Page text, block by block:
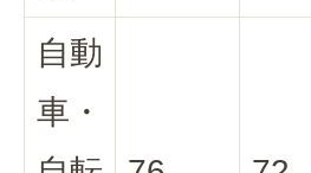
自動
車・